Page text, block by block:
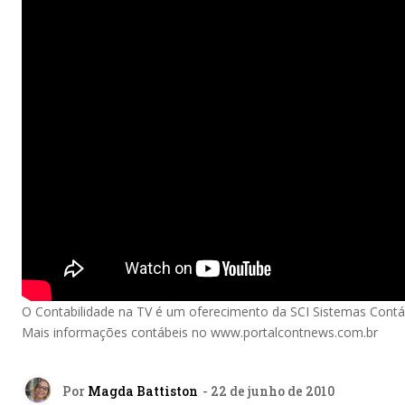
O Contabilidade na TV é um oferecimento da SCI Sistemas
Mais informações contábeis no www.portalcontnews.com.br
Por Magda Battiston - 22 de junho de 2010